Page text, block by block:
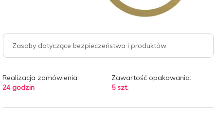
Zasoby dotyczące bezpieczeństwa i produktów
Realizacja zamówienia:
24 godzin
Zawartość opakowania:
5 szt.